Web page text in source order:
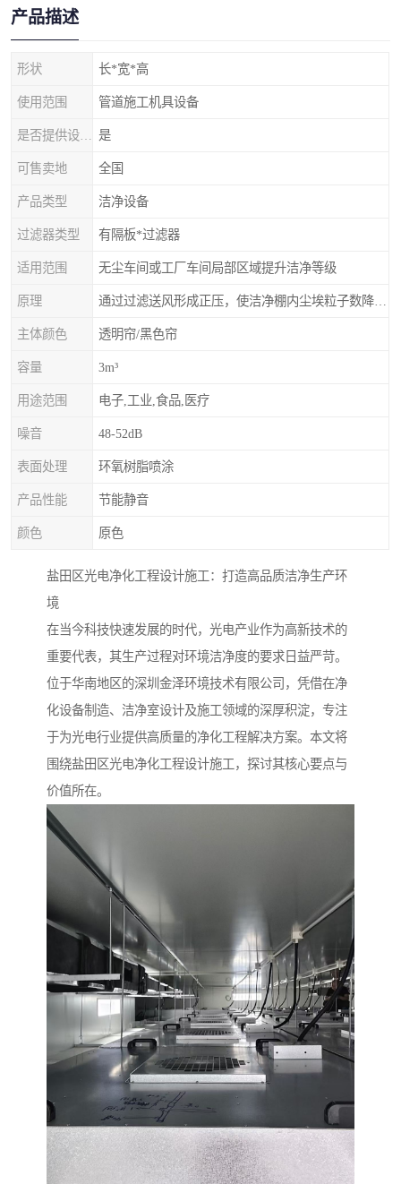
产品描述
形状 长*宽*高
使用范围 管道施工机具设备
是
可售卖地 全国
产品类型 洁净设备
过滤器类型 有隔板*过滤器
适用范围 无尘车间或工厂车间局部区域提升洁净等级
原理
主体颜色 透明帘/黑色帘
容量 3m³
用途范围 电子,工业,食品,医疗
噪音 48-52dB
表面处理 环氧树脂喷涂
产品性能 节能静音
颜色 原色
盐田区光电净化工程设计施工：打造高品质洁净生产环
境
在当今科技快速发展的时代，光电产业作为高新技术的
重要代表，其生产过程对环境洁净度的要求日益严苛。
位于华南地区的深圳金泽环境技术有限公司，凭借在净
化设备制造、洁净室设计及施工领域的深厚积淀，专注
于为光电行业提供高质量的净化工程解决方案。本文将
围绕盐田区光电净化工程设计施工，探讨其核心要点与
价值所在。